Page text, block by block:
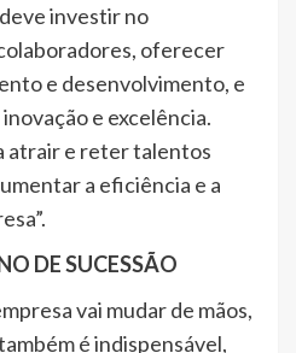
investir no
oferecer
e desenvolvimento, e
e excelência.
atrair e reter talentos
a eficiência e a
DE SUCESSÃO
vai mudar de mãos,
é indispensável,